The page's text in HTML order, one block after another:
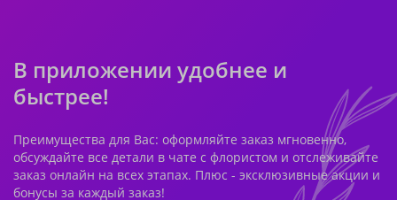
В приложении удобнее и
быстрее!
Преимущества для Вас: оформляйте заказ мгновенно,
обсуждайте все детали в чате с флористом и отслеживайте
заказ онлайн на всех этапах. Плюс - эксклюзивные акции и
бонусы за каждый заказ!